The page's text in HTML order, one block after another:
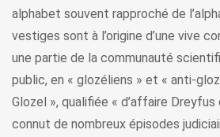
alphabet souvent rapproché de
vestiges sont à l’origine d’une vive
une partie de la communauté
public, en « glozéliens » et « anti-
Glozel », qualifiée « d’affaire Dreyfus
connut de nombreux épisodes